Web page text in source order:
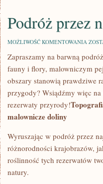
Podróż przez
MOŻLIWOŚĆ KOMENTOWANIA
Zapraszamy na barwną
fauny i‌ flory, malowniczym
obszary stanowią prawdziwe
przygody? Wsiądźmy więc
rezerwaty przyrody!
malownicze⁢ doliny
Wyruszając w‍ podróż przez
różnorodności krajobrazów,
roślinność​ tych rezerwatów⁣
natury.